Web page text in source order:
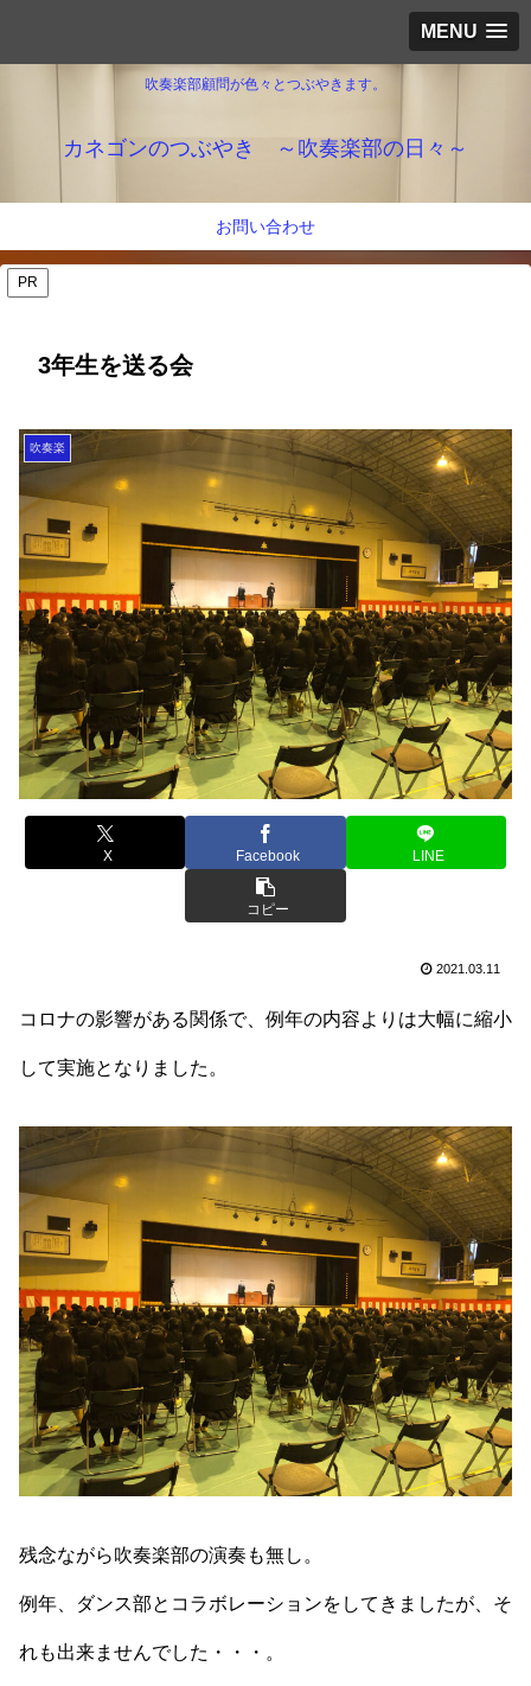
MENU
吹奏楽部顧問が色々とつぶやきます。
カネゴンのつぶやき ～吹奏楽部の日々～
お問い合わせ
PR
3年生を送る会
吹奏楽
X Facebook LINE
コピー
2021.03.11
コロナの影響がある関係で、例年の内容よりは大幅に縮小
して実施となりました。
残念ながら吹奏楽部の演奏も無し。
例年、ダンス部とコラボレーションをしてきましたが、そ
れも出来ませんでした・・・。